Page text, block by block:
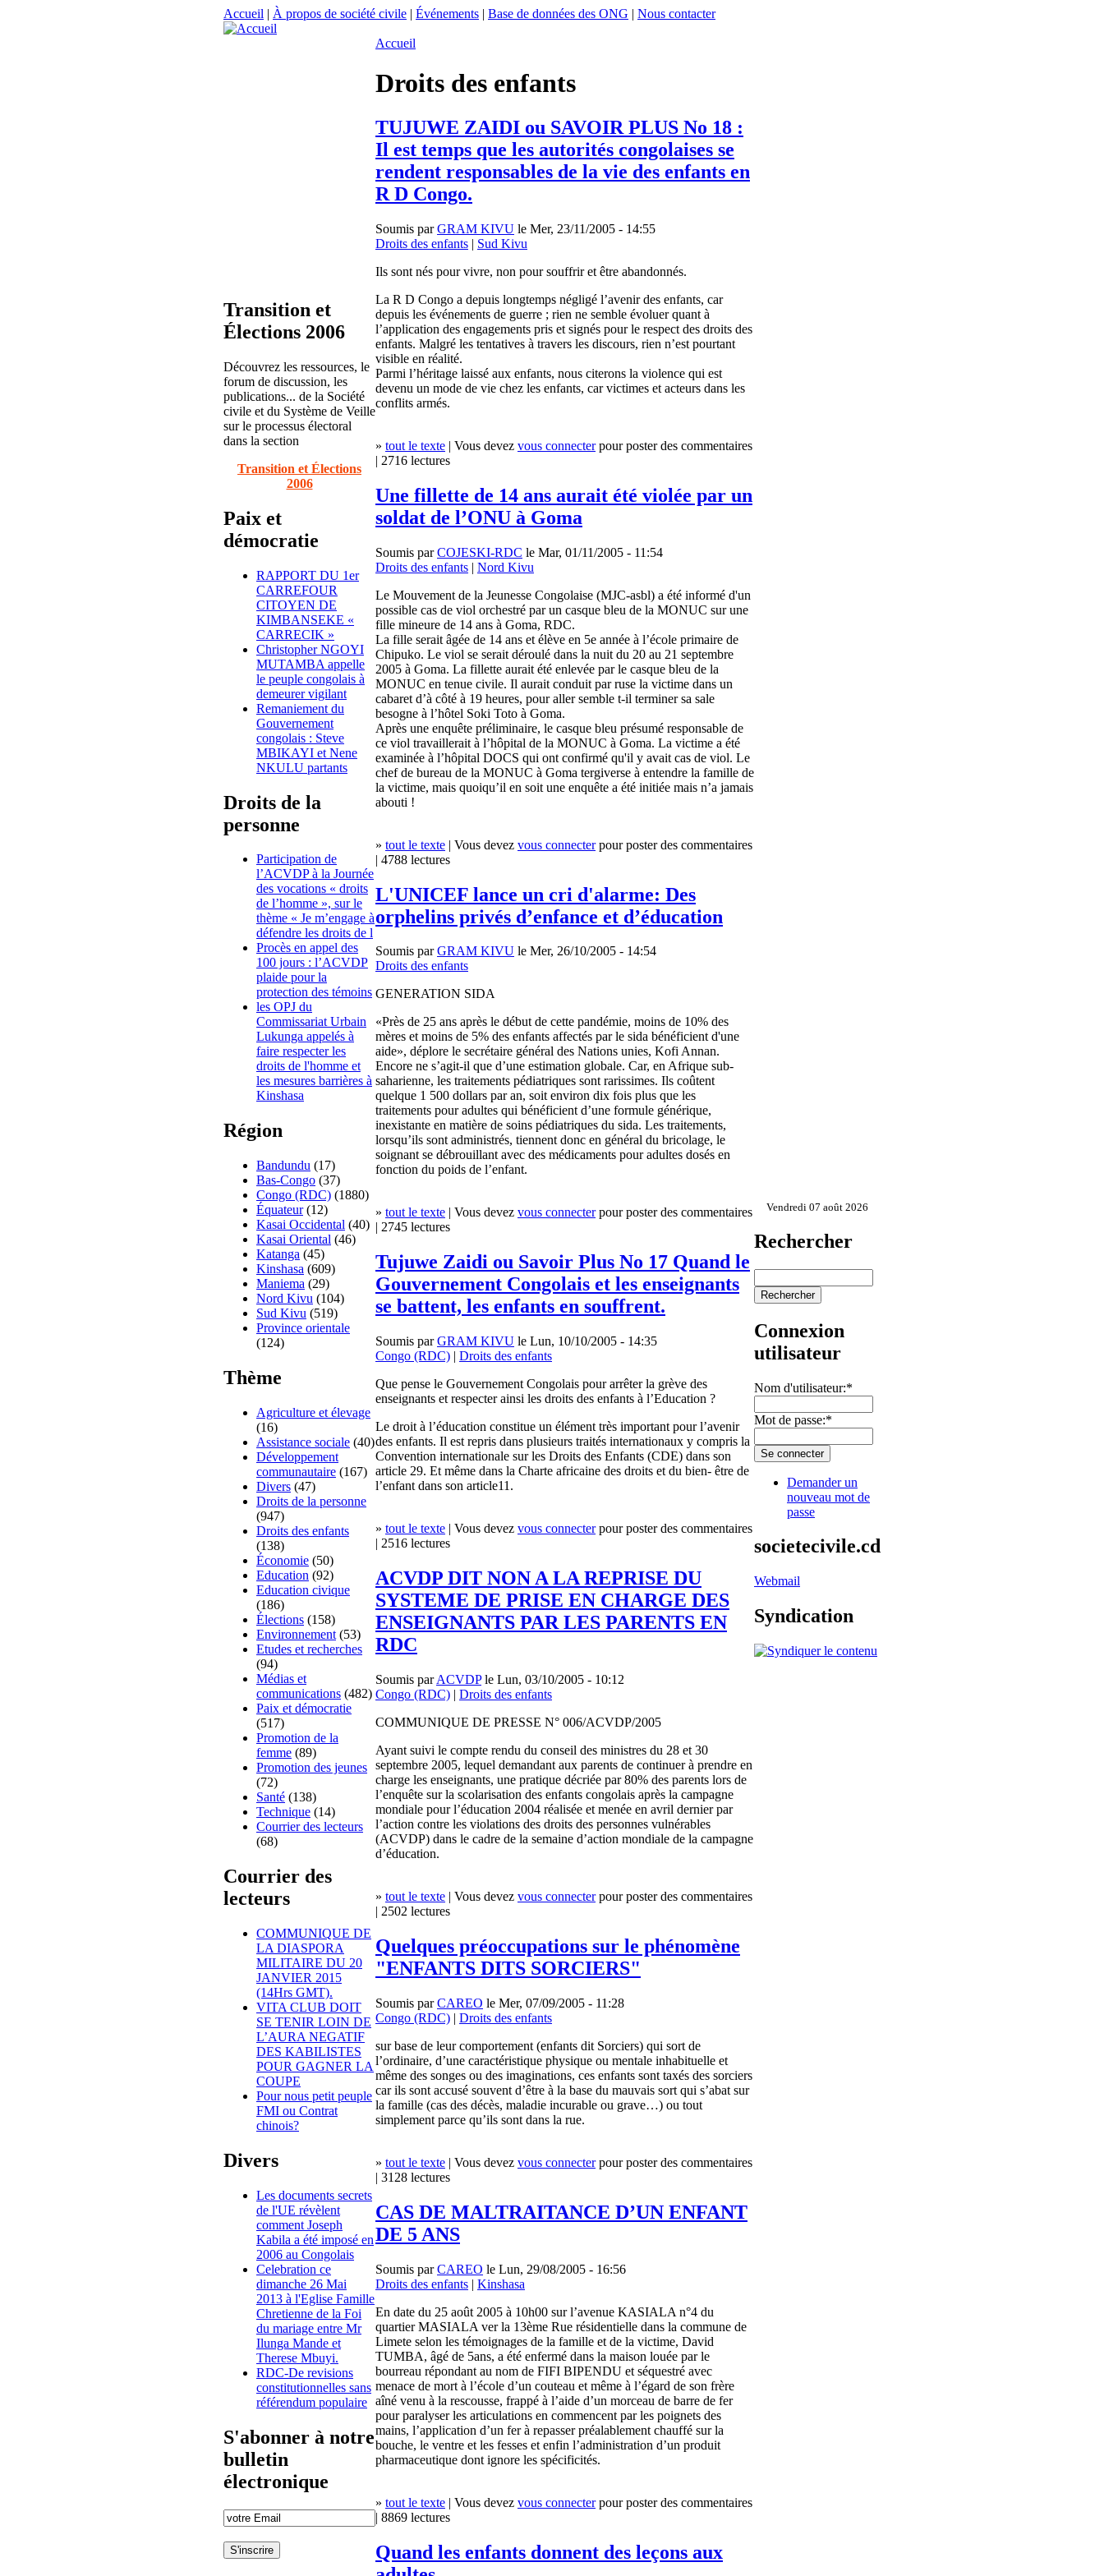
Accueil | À propos de société civile | Événements | Base de données des ONG | Nous contacter
Transition et
Élections 2006
Découvrez les ressources, le
forum de discussion, les
publications... de la Société
civile et du Système de Veille
sur le processus électoral
dans la section
Transition et Élections
2006
Paix et
démocratie
RAPPORT DU 1er
CARREFOUR
CITOYEN DE
KIMBANSEKE «
CARRECIK »
Christopher NGOYI
MUTAMBA appelle
le peuple congolais à
demeurer vigilant
Remaniement du
Gouvernement
congolais : Steve
MBIKAYI et Nene
NKULU partants
Droits de la
personne
Participation de
l’ACVDP à la Journée
des vocations « droits
de l’homme », sur le
thème « Je m’engage à
défendre les droits de l
Procès en appel des
100 jours : l’ACVDP
plaide pour la
protection des témoins
les OPJ du
Commissariat Urbain
Lukunga appelés à
faire respecter les
droits de l'homme et
les mesures barrières à
Kinshasa
Région
Bandundu (17)
Bas-Congo (37)
Congo (RDC) (1880)
Équateur(12)
Kasai Occidental (40)
Kasai Oriental (46)
Katanga (45)
Kinshasa (609)
Maniema (29)
Nord Kivu (104)
Sud Kivu (519)
Province orientale
(124)
Thème
Agriculture et élevage
(16)
Assistance sociale (40)
Développement
communautaire (167)
Divers (47)
Droits de la personne
(947)
Droits des enfants
(138)
Économie (50)
Education (92)
Education civique
(186)
Élections (158)
Environnement (53)
Etudes et recherches
(94)
Médias et
communications (482)
Paix et démocratie
(517)
Promotion de la
femme (89)
Promotion des jeunes
(72)
Santé (138)
Technique (14)
Courrier des lecteurs
(68)
Courrier des
lecteurs
COMMUNIQUE DE
LA DIASPORA
MILITAIRE DU 20
JANVIER 2015
(14Hrs GMT).
VITA CLUB DOIT
SE TENIR LOIN DE
L’AURA NEGATIF
DES KABILISTES
POUR GAGNER LA
COUPE
Pour nous petit peuple
FMI ou Contrat
chinois?
Divers
Les documents secrets
de l'UE révèlent
comment Joseph
Kabila a été imposé en
2006 au Congolais
Celebration ce
dimanche 26 Mai
2013 à l'Eglise Famille
Chretienne de la Foi
du mariage entre Mr
Ilunga Mande et
Therese Mbuyi.
RDC-De revisions
constitutionnelles sans
référendum populaire
S'abonner à notre
bulletin
électronique
Accueil
Droits des enfants
TUJUWE ZAIDI ou SAVOIR PLUS No 18 :
Il est temps que les autorités congolaises se
rendent responsables de la vie des enfants en
R D Congo.
Soumis parGRAM KIVU le Mer, 23/11/2005 - 14:55
Droits des enfants | Sud Kivu
Ils sont nés pour vivre, non pour souffrir et être abandonnés.
La R D Congo a depuis longtemps négligé l’avenir des enfants, car
depuis les événements de guerre ; rien ne semble évoluer quant à
l’application des engagements pris et signés pour le respect des droits des
enfants. Malgré les tentatives à travers les discours, rien n’est pourtant
visible en réalité.
Parmi l’héritage laissé aux enfants, nous citerons la violence qui est
devenu un mode de vie chez les enfants, car victimes et acteurs dans les
conflits armés.
» tout le texte | Vous devez vous connecterpour poster des commentaires
| 2716 lectures
Une fillette de 14 ans aurait été violée par un
soldat de l’ONU à Goma
Soumis parCOJESKI-RDC le Mar, 01/11/2005 - 11:54
Droits des enfants | Nord Kivu
Le Mouvement de la Jeunesse Congolaise (MJC-asbl) a été informé d'un
possible cas de viol orchestré par un casque bleu de la MONUC sur une
fille mineure de 14 ans à Goma, RDC.
La fille serait âgée de 14 ans et élève en 5e année à l’école primaire de
Chipuko. Le viol se serait déroulé dans la nuit du 20 au 21 septembre
2005 à Goma. La fillette aurait été enlevée par le casque bleu de la
MONUC en tenue civile. Il aurait conduit par ruse la victime dans un
cabaret d’à côté à 19 heures, pour aller semble t-il terminer sa sale
besogne à l’hôtel Soki Toto à Goma.
Après une enquête préliminaire, le casque bleu présumé responsable de
ce viol travaillerait à l’hôpital de la MONUC à Goma. La victime a été
examinée à l’hôpital DOCS qui ont confirmé qu'il y avait cas de viol. Le
chef de bureau de la MONUC à Goma tergiverse à entendre la famille de
la victime, mais quoiqu’il en soit une enquête a été initiée mais n’a jamais
abouti !
» tout le texte | Vous devez vous connecterpour poster des commentaires
| 4788 lectures
L'UNICEF lance un cri d'alarme: Des
orphelins privés d’enfance et d’éducation
Soumis parGRAM KIVU le Mer, 26/10/2005 - 14:54
Droits des enfants
GENERATION SIDA
«Près de 25 ans après le début de cette pandémie, moins de 10% des
mères et moins de 5% des enfants affectés par le sida bénéficient d'une
aide», déplore le secrétaire général des Nations unies, Kofi Annan.
Encore ne s’agit-il que d’une estimation globale. Car, en Afrique sub-
saharienne, les traitements pédiatriques sont rarissimes. Ils coûtent
quelque 1 500 dollars par an, soit environ dix fois plus que les
traitements pour adultes qui bénéficient d’une formule générique,
inexistante en matière de soins pédiatriques du sida. Les traitements,
lorsqu’ils sont administrés, tiennent donc en général du bricolage, le
soignant se débrouillant avec des médicaments pour adultes dosés en
fonction du poids de l’enfant.
» tout le texte | Vous devez vous connecterpour poster des commentaires
| 2745 lectures
Tujuwe Zaidi ou Savoir Plus No 17 Quand le
Gouvernement Congolais et les enseignants
se battent, les enfants en souffrent.
Soumis parGRAM KIVU le Lun, 10/10/2005 - 14:35
Congo (RDC) | Droits des enfants
Que pense le Gouvernement Congolais pour arrêter la grève des
enseignants et respecter ainsi les droits des enfants à l’Education ?
Le droit à l’éducation constitue un élément très important pour l’avenir
des enfants. Il est repris dans plusieurs traités internationaux y compris la
Convention internationale sur les Droits des Enfants (CDE) dans son
article 29. Et même dans la Charte africaine des droits et du bien- être de
l’enfant dans son article11.
» tout le texte | Vous devez vous connecterpour poster des commentaires
| 2516 lectures
ACVDP DIT NON A LA REPRISE DU
SYSTEME DE PRISE EN CHARGE DES
ENSEIGNANTS PAR LES PARENTS EN
RDC
Soumis parACVDPle Lun, 03/10/2005 - 10:12
Congo (RDC) | Droits des enfants
COMMUNIQUE DE PRESSE N° 006/ACVDP/2005
Ayant suivi le compte rendu du conseil des ministres du 28 et 30
septembre 2005, lequel demandant aux parents de continuer à prendre en
charge les enseignants, une pratique décriée par 80% des parents lors de
l’enquête sur la scolarisation des enfants congolais après la campagne
mondiale pour l’éducation 2004 réalisée et menée en avril dernier par
l’action contre les violations des droits des personnes vulnérables
(ACVDP) dans le cadre de la semaine d’action mondiale de la campagne
d’éducation.
» tout le texte | Vous devez vous connecterpour poster des commentaires
| 2502 lectures
Quelques préoccupations sur le phénomène
"ENFANTS DITS SORCIERS"
Soumis parCAREO le Mer, 07/09/2005 - 11:28
Congo (RDC) | Droits des enfants
sur base de leur comportement (enfants dit Sorciers) qui sort de
l’ordinaire, d’une caractéristique physique ou mentale inhabituelle et
même des songes ou des imaginations, ces enfants sont taxés des sorciers
car ils sont accusé souvent d’être à la base du mauvais sort qui s’abat sur
la famille (cas des décès, maladie incurable ou grave…) ou tout
simplement parce qu’ils sont dans la rue.
» tout le texte | Vous devez vous connecterpour poster des commentaires
| 3128 lectures
CAS DE MALTRAITANCE D’UN ENFANT
DE 5 ANS
Soumis parCAREO le Lun, 29/08/2005 - 16:56
Droits des enfants | Kinshasa
En date du 25 août 2005 à 10h00 sur l’avenue KASIALA n°4 du
quartier MASIALA ver la 13ème Rue résidentielle dans la commune de
Limete selon les témoignages de la famille et de la victime, David
TUMBA, âgé de 5ans, a été enfermé dans la maison louée par le
bourreau répondant au nom de FIFI BIPENDU et séquestré avec
menace de mort à l’école d’un couteau et même à l’égard de son frère
aîné venu à la rescousse, frappé à l’aide d’un morceau de barre de fer
pour paralyser les articulations en commencent par les poignets des
mains, l’application d’un fer à repasser préalablement chauffé sur la
bouche, le ventre et les fesses et enfin l’administration d’un produit
pharmaceutique dont ignore les spécificités.
» tout le texte | Vous devez vous connecterpour poster des commentaires
| 8869 lectures
Quand les enfants donnent des leçons aux
Vendredi 07 août 2026
Rechercher
Connexion
utilisateur
Nom d'utilisateur:*
Mot de passe:*
Demander un
nouveau mot de
passe
societecivile.cd
Webmail
Syndication